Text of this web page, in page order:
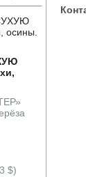
$)